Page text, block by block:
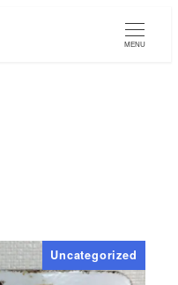
MENU
Uncategorized